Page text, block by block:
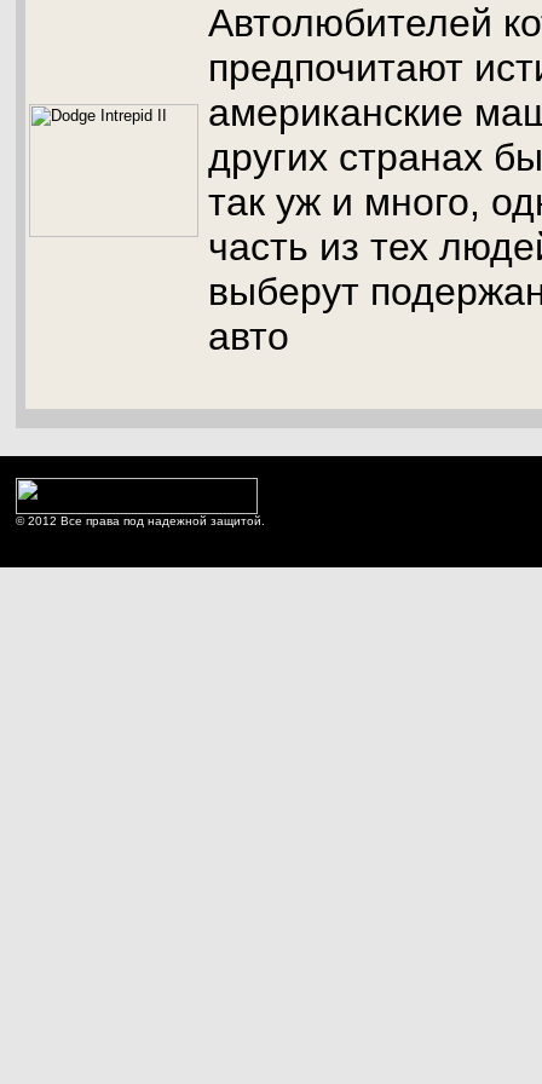
Автолюбителей
предпочитают
американские
других странах
так уж и много,
часть из тех
выберут
авто
© 2012 Все права под надежной защитой.